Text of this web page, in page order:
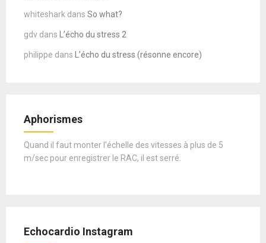
whiteshark dans So what?
gdv dans L’écho du stress 2
philippe dans L’écho du stress (résonne encore)
Aphorismes
Quand il faut monter l’échelle des vitesses à plus de 5
m/sec pour enregistrer le RAC, il est serré.
Echocardio Instagram